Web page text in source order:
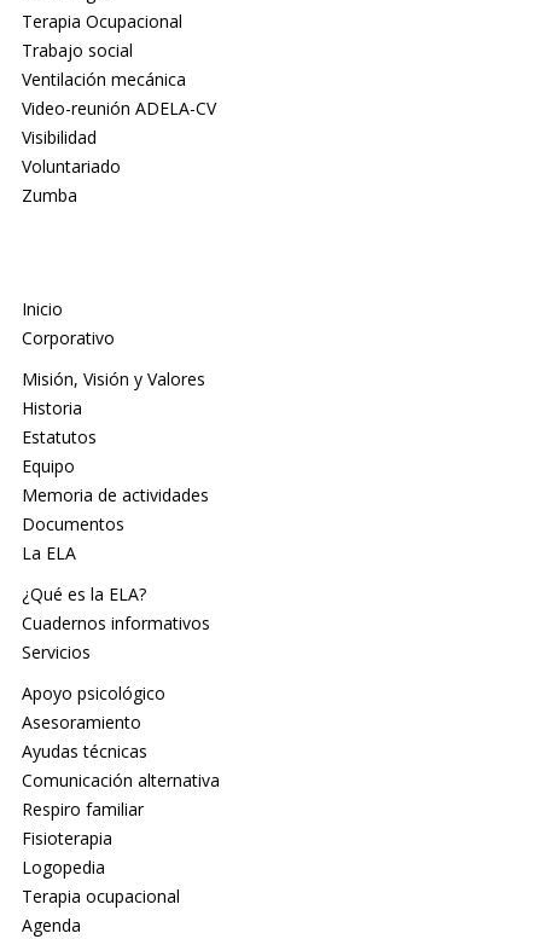
Terapia Ocupacional
Trabajo social
Ventilación mecánica
Video-reunión ADELA-CV
Visibilidad
Voluntariado
Zumba
Inicio
Corporativo
Misión, Visión y Valores
Historia
Estatutos
Equipo
Memoria de actividades
Documentos
La ELA
¿Qué es la ELA?
Cuadernos informativos
Servicios
Apoyo psicológico
Asesoramiento
Ayudas técnicas
Comunicación alternativa
Respiro familiar
Fisioterapia
Logopedia
Terapia ocupacional
Agenda